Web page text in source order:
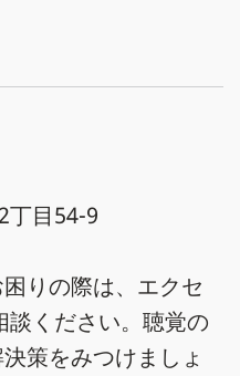
丁目54-9
りの際は、エクセ
談ください。聴覚の
策をみつけましょ